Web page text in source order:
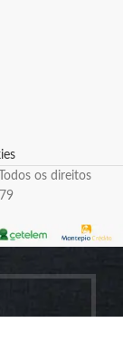
os direitos